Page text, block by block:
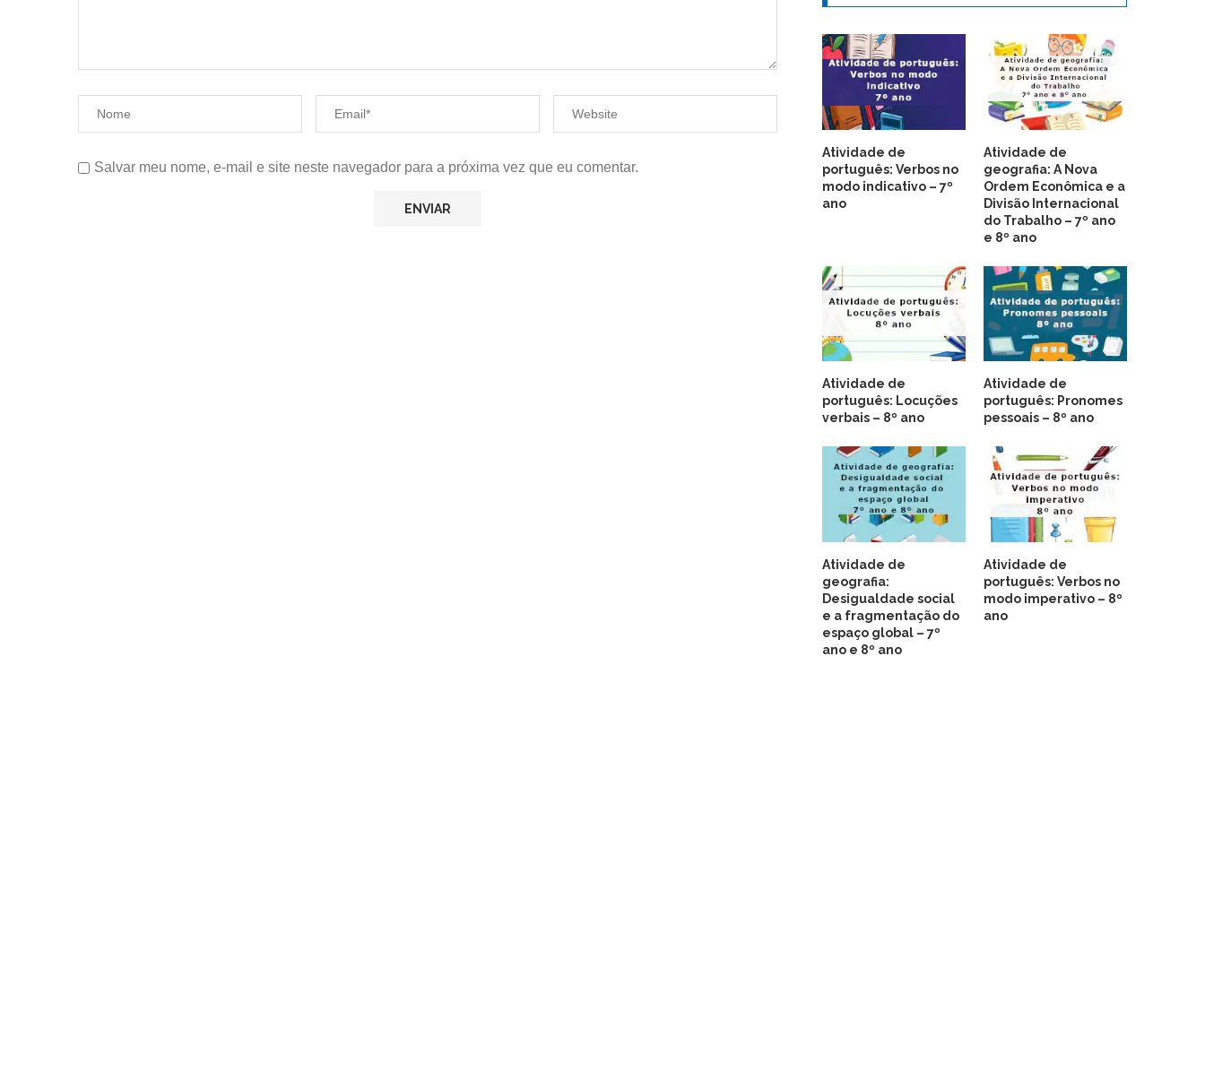
Salvar meu nome, e-mail e site neste navegador para a próxima vez que eu comentar.
Atividade de
português: Verbos no
modo indicativo – 7º
ano
Atividade de
geografia: A Nova
Ordem Econômica e a
Divisão Internacional
do Trabalho – 7º ano
e 8º ano
Atividade de
português: Locuções
verbais – 8º ano
Atividade de
português: Pronomes
pessoais – 8º ano
Atividade de
geografia:
Desigualdade social
e a fragmentação do
espaço global – 7º
ano e 8º ano
Atividade de
português: Verbos no
modo imperativo – 8º
ano